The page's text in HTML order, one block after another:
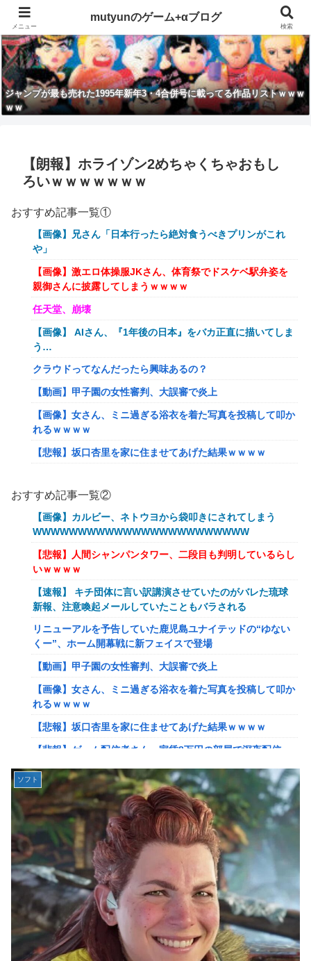
ジャンプが最も売れた1995年新年3・4合併号に載ってる作品リストｗｗｗ
ｗｗ
【朗報】ホライゾン2めちゃくちゃおもし
ろいｗｗｗｗｗｗｗ
おすすめ記事一覧①
【画像】兄さん「日本行ったら絶対食うべきプリンがこれ
や」
【画像】激エロ体操服JKさん、体育祭でドスケベ駅弁姿を
親御さんに披露してしまうｗｗｗｗ
任天堂、崩壊
【画像】 AIさん、『1年後の日本』をバカ正直に描いてしま
う…
クラウドってなんだったら興味あるの？
【動画】甲子園の女性審判、大誤審で炎上
【画像】女さん、ミニ過ぎる浴衣を着た写真を投稿して叩か
れるｗｗｗｗ
【悲報】坂口杏里を家に住ませてあげた結果ｗｗｗｗ
ｗｗｗｗｗｗｗ
「FF10の名シーン」←思い浮かべたもの
【ｗ】物凄くカワイイ子猫の取っ組み合い！
【悲報】オーケストラ演奏家「ゲーム音楽をやらないと儲か
らなくなった。本当にイライラする😡」
【艦これ】でもイベントのたびに思うんだ 空母機動部隊っ
てクソだわ！
【艦これ】ひみつの通り道 他
【艦これ】ナマケモノアガノウサギ 他
【艦これ】競泳水着いんのかよ
日産e-power、無給油で1980km走行しギネス記録を達成！
→山頂から下ってるだけでした…
イーロン・マスク「中国のロボットはデタラメで遠隔操作し
【速報】北海道江別大学生殺人事件、主犯格の川口被告(19)
に無期懲役の判決←これ、妥当だと思う？？？？？？
【悲報】女さん、歩行者を轢いた挙句、道路に倒れてどえら
いことになってしまうw w w w w w w
海外「日本は戦勝国なんだよ」 戦後の日本人の特別な生き
様に各国から称賛の声
【画像】居酒屋さん、6人で長居して会計4939円しか使わな
い客にお気持ち表明してしまう←コレどっちが悪いん
や？？？？？？
女芸人の吉住さん（36）メイクしたら普通に美人の部類だっ
たと判明ｗｗｗｗｗｗｗｗｗ
おすすめ記事一覧②
【画像】カルビー、ネトウヨから袋叩きにされてしまう
WWWWWWWWWWWWWWWWWWWWWWWW
【悲報】人間シャンパンタワー、二段目も判明しているらし
いｗｗｗｗ
【速報】 キチ団体に言い訳講演させていたのがバレた琉球
新報、注意喚起メールしていたこともバラされる
リニューアルを予告していた鹿児島ユナイテッドの“ゆない
くー”、ホーム開幕戦に新フェイスで登場
【動画】甲子園の女性審判、大誤審で炎上
【画像】女さん、ミニ過ぎる浴衣を着た写真を投稿して叩か
れるｗｗｗｗ
【悲報】坂口杏里を家に住ませてあげた結果ｗｗｗｗ
【悲報】ゲーム配信者さん、家賃8万円の部屋で深夜配信→
【速報】ひろゆき、離婚wwwwww
【放送事故】フジテレビ、女子大生を大量投入して闇深エロ
番組ｗｗｗｗ
【艦これ】でもイベントのたびに思うんだ 空母機動部隊っ
てクソだわ！
【艦これ】ひみつの通り道 他
【艦これ】ナマケモノアガノウサギ 他
【虹ヶ咲】「夏はせつ泣き」がキャッチコピーの映画【ラブ
ライブ！】
ソフト
メニュー
mutyunのゲーム+αブログ
検索